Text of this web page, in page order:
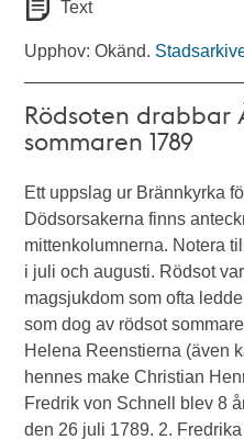
Text
Upphov: Okänd.
Rödsoten drabbar
sommaren 1789
Ett uppslag ur Brännkyrka
Dödsorsakerna finns
mittenkolumnerna. Notera
i juli och augusti. Rödsot
magsjukdom som ofta
som dog av rödsot
Helena Reenstierna (även
hennes make Christian
Fredrik von Schnell blev 8
den 26 juli 1789. 2.